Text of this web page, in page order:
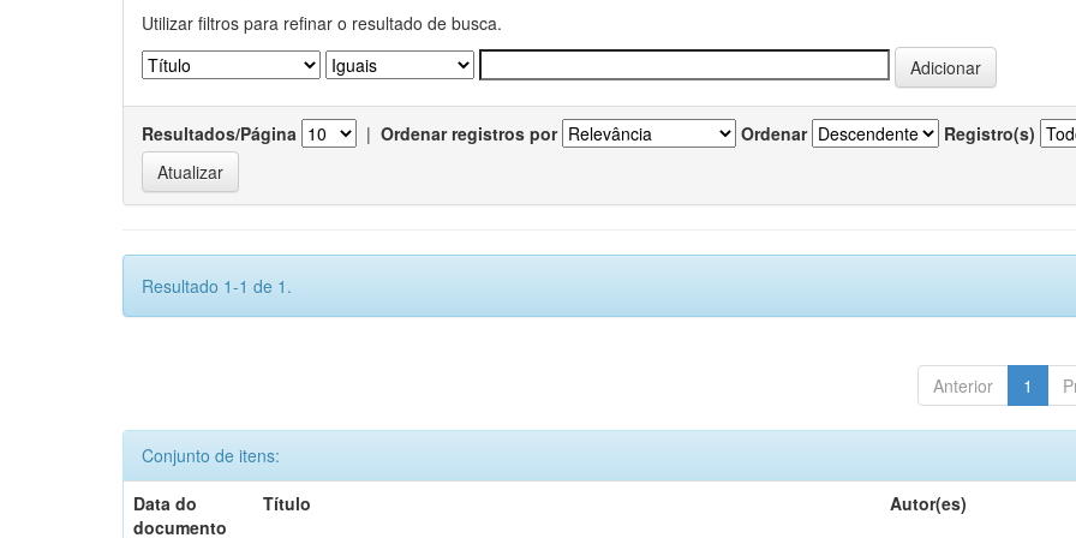
Utilizar filtros para refinar o resultado de busca.
Resultados/Página | Ordenar registros por Ordenar Registro(s)
Resultado 1-1 de 1.
Anterior 1
Conjunto de itens:
Data do
documento
Título Autor(es)